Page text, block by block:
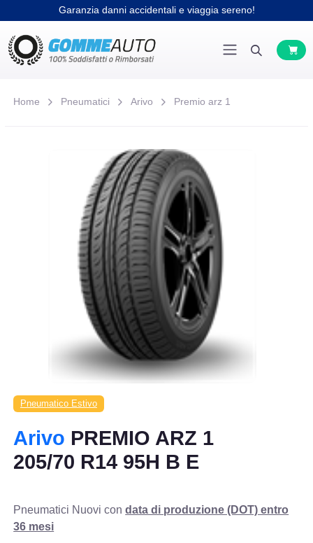
Garanzia danni accidentali e viaggia sereno!
Home Pneumatici Arivo Premio arz 1
Pneumatico Estivo
Arivo PREMIO ARZ 1
205/70 R14 95H B E
Pneumatici Nuovi condata di produzione (DOT) entro
36 mesi